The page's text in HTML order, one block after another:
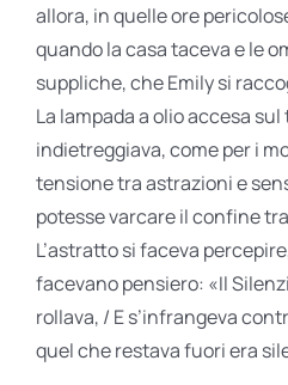
allora, in quelle ore
quando la casa taceva e le
suppliche, che Emily si
La lampada a olio accesa
indietreggiava, come per i
tensione tra astrazioni e
potesse varcare il confine
L’astratto si faceva
facevano pensiero: «Il
rollava, / E s’infrangeva
quel che restava fuori era